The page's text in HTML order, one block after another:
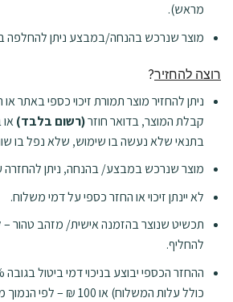
מראש).
מוצר שנרכש בהנחה/במבצע ניתן להחלפה בתוך 5 ימים מיום
רוצה להחזיר?
קבלת המוצר, בדואר חוזר(רשום בלבד)
בתנאי שלא נעשה בו שימוש, שלא נפל בו
מוצר שנרכש במבצע/ בהנחה, ניתן להחזרה עד 5 ימים מיום
לא יינתן זיכוי או החזר כספי על דמי משלוח.
תכשיט שנוצר בהזמנה אישית/ מזהב טהור –
להחליף.
כולל עלות המשלוח) או 100 ₪ – לפי הנמוך מבין השניים.